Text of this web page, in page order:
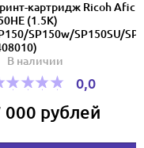
картридж Ricoh
(1.5K)
SP150w/SP150SU/
В наличии
0,0
000 рублей